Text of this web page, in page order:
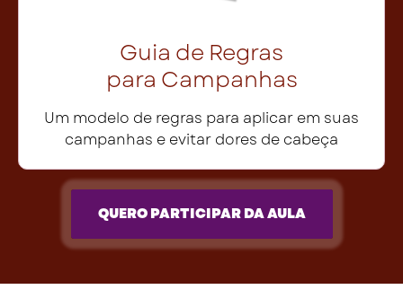
Guia de Regras
para Campanhas
Um modelo de regras para aplicar em suas
campanhas e evitar dores de cabeça
QUERO PARTICIPAR DA AULA